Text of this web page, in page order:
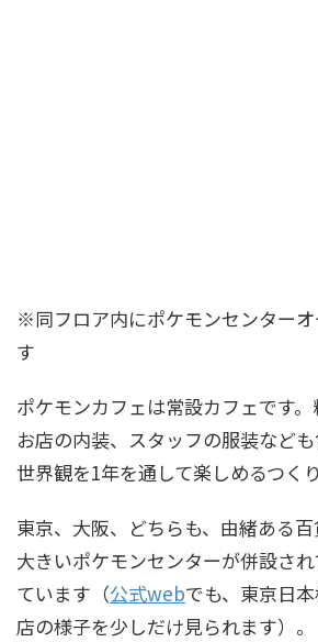
※同フロア内にポケモンセンターオ
す
ポケモンカフェは常設カフェです。
お店の内装、スタッフの服装など
世界観を1年を通して楽しめるつく
東京、大阪、どちらも、由緒ある百
大きいポケモンセンターが併設さ
ています（公式webでも、東京日
店の様子を少しだけ見られます）。